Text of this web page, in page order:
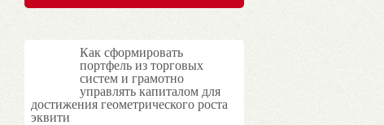
Как сформировать
портфель из торговых
систем и грамотно
управлять капиталом для
достижения геометрического роста
эквити